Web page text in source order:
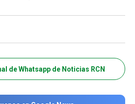
de Whatsapp de Noticias RCN